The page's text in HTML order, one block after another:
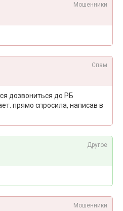
Мошенники
Спам
дозвониться до РБ
прямо спросила, написав в
Другое
Мошенники